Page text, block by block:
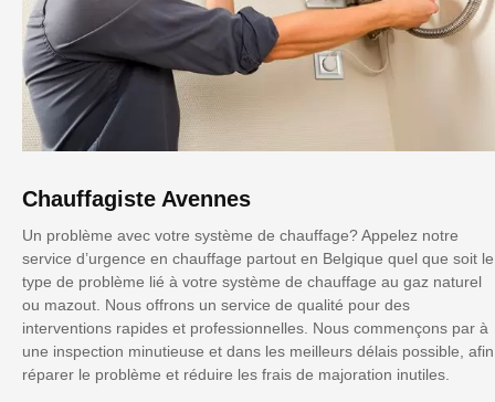
Chauffagiste Avennes
Un problème avec votre système de chauffage? Appelez notre
service d’urgence en chauffage partout en Belgique quel que soit le
type de problème lié à votre système de chauffage au gaz naturel
ou mazout. Nous offrons un service de qualité pour des
interventions rapides et professionnelles. Nous commençons par à
une inspection minutieuse et dans les meilleurs délais possible, afin
réparer le problème et réduire les frais de majoration inutiles.